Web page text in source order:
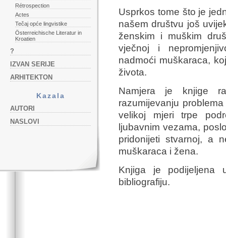
Rétrospection
Actes
Tečaj opće lingvistike
Österreichische Literatur in
Kroatien
?
IZVAN SERIJE
ARHITEKTON
Kazala
AUTORI
NASLOVI
Usprkos tome što je
našem društvu još
ženskim i muškim
vječnoj i
nadmoći muškaraca,
života.
Namjera je knjige
razumijevanju
velikoj mjeri trpe
ljubavnim vezama,
pridonijeti stvarnoj, a
muškaraca i žena.
Knjiga je podijeljena
bibliografiju.